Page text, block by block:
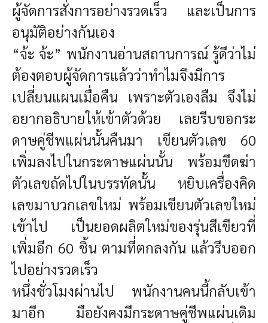
ผู้จัดการสั่งการอย่างรวดเร็ว และเป็นการ
อนุมัติอย่างกันเอง
“จ้ะ จ้ะ” พนักงานอ่านสถานการณ์ รู้ดีว่าไม่
ต้องตอบผู้จัดการแล้วว่าทำไมจึงมีการ
เปลี่ยนแผนเมื่อคืน เพราะตัวเองลืม จึงไม่
อยากอธิบายให้เข้าตัวด้วย เลยรีบขอกระ
ดาษคู่ชีพแผ่นนั้นคืนมา เขียนตัวเลข 60
เพิ่มลงไปในกระดาษแผ่นนั้น พร้อมขีดฆ่า
ตัวเลขถัดไปในบรรทัดนั้น หยิบเครื่องคิด
เลขมาบวกเลขใหม่ พร้อมเขียนตัวเลขใหม่
เข้าไป เป็นยอดผลิตใหม่ของรุ่นสีเขียวที่
เพิ่มอีก 60 ชิ้น ตามที่ตกลงกัน แล้วรีบออก
ไปอย่างรวดเร็ว
หนึ่งชั่วโมงผ่านไป พนักงานคนนี้กลับเข้า
มาอีก มือยังคงมีกระดาษคู่ชีพแผ่นเดิม